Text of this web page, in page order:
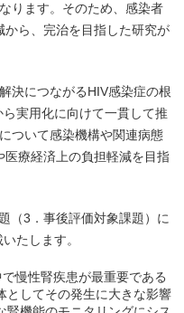
ります。そのため、感染者
ら、完治を目指した研究が
決につながるHIV感染症の根
実用化に向けて一貫して推
ついて感染機構や関連病態
療経済上の負担軽減を目指
（3．事後評価対象課題）に
たします。
慢性腎疾患が最重要である
としてその発生に大きな影響